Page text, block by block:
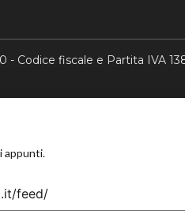
- Codice fiscale e Partita IVA
appunti.